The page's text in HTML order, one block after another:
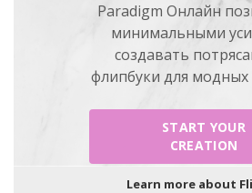
Paradigm Онлайн
минимальными
создавать
флипбуки для модных
START YOUR
CREATION
Learn more about